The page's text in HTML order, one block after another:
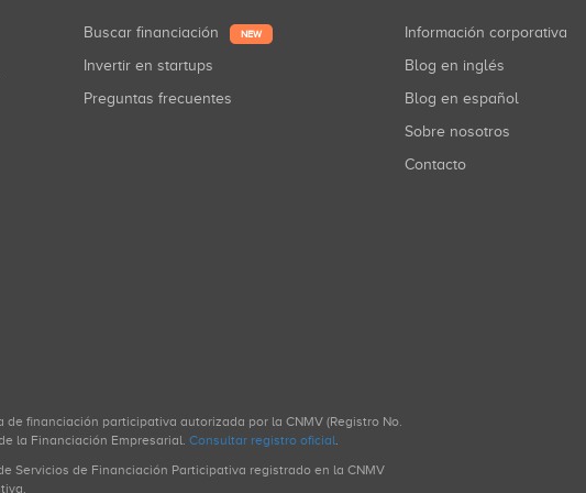
Buscar financiación NEW
Invertir en startups
Preguntas frecuentes
Información corporativa
Blog en inglés
Blog en español
Sobre nosotros
Contacto
de financiación participativa autorizada por la CNMV (Registro No.
la Financiación Empresarial. Consultar registro oficial.
Servicios de Financiación Participativa registrado en la CNMV